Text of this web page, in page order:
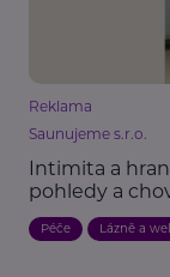
Reklama
Saunujeme s.r.o.
Intimita a
pohledy a
Péče Lázně a